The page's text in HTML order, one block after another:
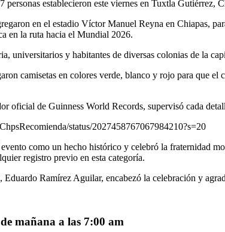
personas establecieron este viernes en Tuxtla Gutiérrez,
en el estadio Víctor Manuel Reyna en Chiapas,
en la ruta hacia el Mundial 2026.
universitarios y habitantes de diversas colonias de la
camisetas en colores verde, blanco y rojo para que
oficial de Guinness World Records, supervisó cada
status/2027458767067984210?s=20
como un hecho histórico y celebró la fraternidad
registro previo en esta categoría.
Eduardo Ramírez Aguilar, encabezó la celebración y
mañana a las 7:00 am